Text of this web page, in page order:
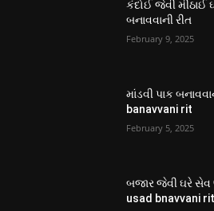
કંદોઈ જેવી મીઠાઈ
બનાવવાની રીત
February 9, 2025
માંડવી પાક
banavvani rit
February 5, 2025
બજાર જેવી ઘરે સેવ
usad bnavvani rit